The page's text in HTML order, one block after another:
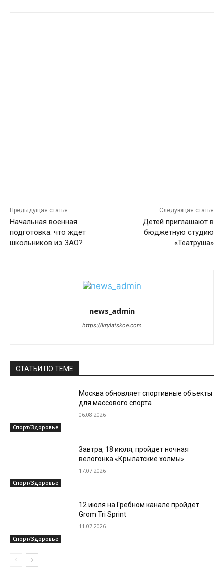
Предыдущая статья
Начальная военная
подготовка: что ждет
школьников из ЗАО?
Следующая статья
Детей приглашают в
бюджетную студию
«Театруша»
news_admin
https://krylatskoe.com
СТАТЬИ ПО ТЕМЕ
Спорт/Здоровье
Москва обновляет спортивные объекты
для массового спорта
06.08.2026
Спорт/Здоровье
Завтра, 18 июля, пройдет ночная
велогонка «Крылатские холмы»
17.07.2026
Спорт/Здоровье
12 июля на Гребном канале пройдет
Grom Tri Sprint
11.07.2026